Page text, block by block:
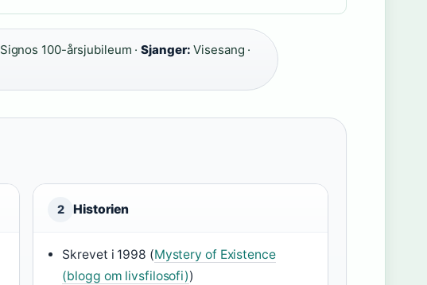
Signos 100-årsjubileum ·Sjanger: Visesang ·
2 Historien
Skrevet i 1998 (Mystery of Existence
(blogg om livsfilosofi))